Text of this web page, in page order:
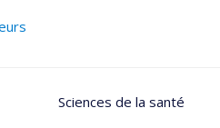
Sciences de la santé